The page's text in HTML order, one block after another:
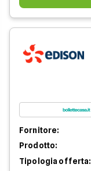
Fornitore:
Prodotto:
Tipologia offerta: